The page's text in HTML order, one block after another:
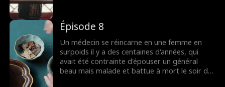
pleinement de cette nouvelle vie en se
concentrant sur sa carrière. Finalement, elle
devient belle et réussie, tandis que son mari
général, maintenant insécurisé, implore son
attention...
Épisode 8
Un médecin se réincarne en une femme en
surpoids il y a des centaines d'années, qui
avait été contrainte d'épouser un général
beau mais malade et battue à mort le soir de